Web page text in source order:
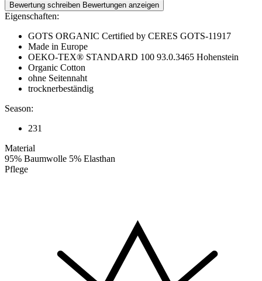
Bewertung schreiben Bewertungen anzeigen
Eigenschaften:
GOTS ORGANIC Certified by CERES GOTS-11917
Made in Europe
OEKO-TEX® STANDARD 100 93.0.3465 Hohenstein
Organic Cotton
ohne Seitennaht
trocknerbeständig
Season:
231
Material
95% Baumwolle 5% Elasthan
Pflege